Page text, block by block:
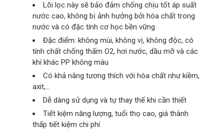
Lõi lọc này sẽ bảo đảm chống chịu tốt áp suất
nước cao, không bị ảnh hưởng bởi hóa chất trong
nước và có đặc tính cơ học bền vững
Đặc điểm: không mùi, không vị, không độc, có
tính chất chống thấm O2, hơi nước, dầu mỡ và các
khí khác PP không màu
Có khả năng tương thích với hóa chất như kiềm,
axit,…
Dễ dàng sử dụng và tự thay thế khi cần thiết
Tiết kiệm năng lượng, tuổi thọ cao, giá thành
thấp tiết kiệm chi phí